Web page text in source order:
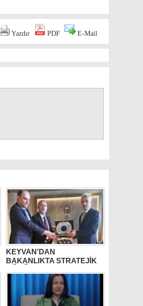
Yazdır PDF E-Mail
KEYVAN’DAN
BAKANLIKTA STRATEJİK